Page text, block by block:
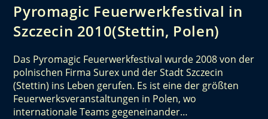
Pyromagic Feuerwerkfestival in
Szczecin 2010(Stettin, Polen)
Das Pyromagic Feuerwerkfestival wurde 2008 von der
polnischen Firma Surex und der Stadt Szczecin
(Stettin) ins Leben gerufen. Es ist eine der größten
Feuerwerksveranstaltungen in Polen, wo
internationale Teams gegeneinander…